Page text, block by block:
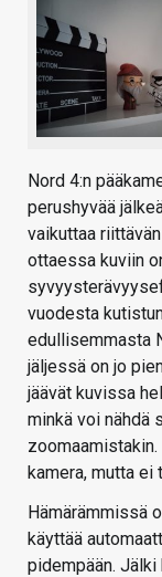
Nord 4:n
perushyvää
vaikuttaa
ottaessa kuviin
vuodesta
edullisemmasta
jäljessä on jo
jäävät kuvissa
minkä voi nähdä
kamera, mutta ei
Hämärämmissä
käyttää
pidempään. Jälki